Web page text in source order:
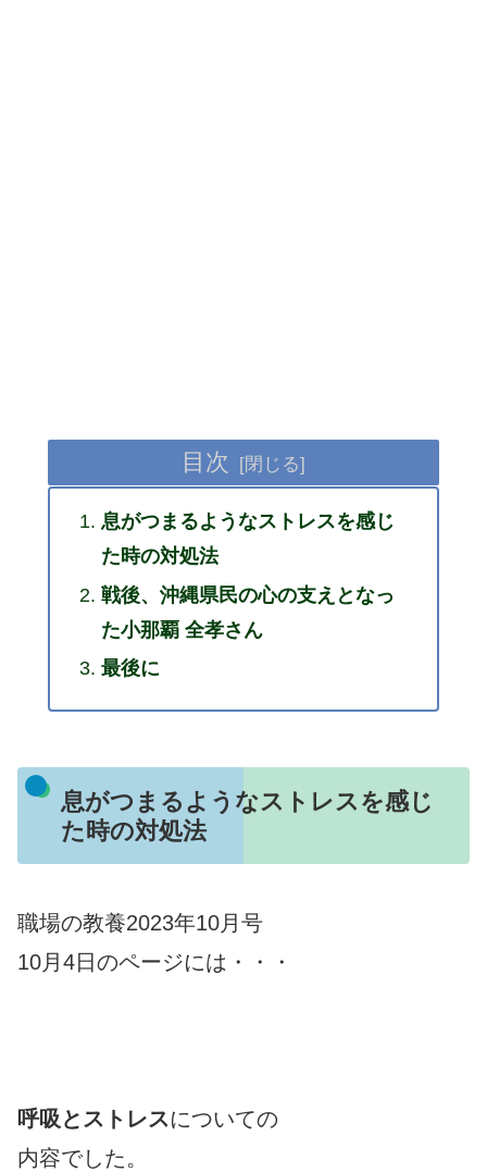
目次
息がつまるようなストレスを感じ
た時の対処法
戦後、沖縄県民の心の支えとなっ
た小那覇 全孝さん
最後に
息がつまるようなストレスを感じ
た時の対処法
職場の教養2023年10月号
10月4日のページには・・・
呼吸とストレスについての
内容でした。